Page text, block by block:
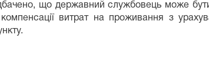
що державний службовець може
витрат на проживання з